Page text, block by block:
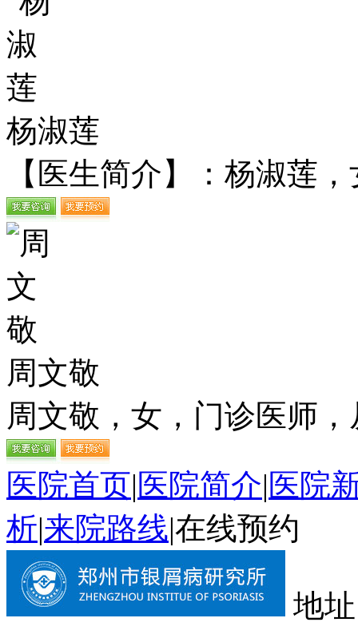
杨淑莲
【医生简介】：杨淑莲
周文敬
周文敬，女，门诊医师
医院首页|医院简介|医院
析|来院路线|在线预约
地